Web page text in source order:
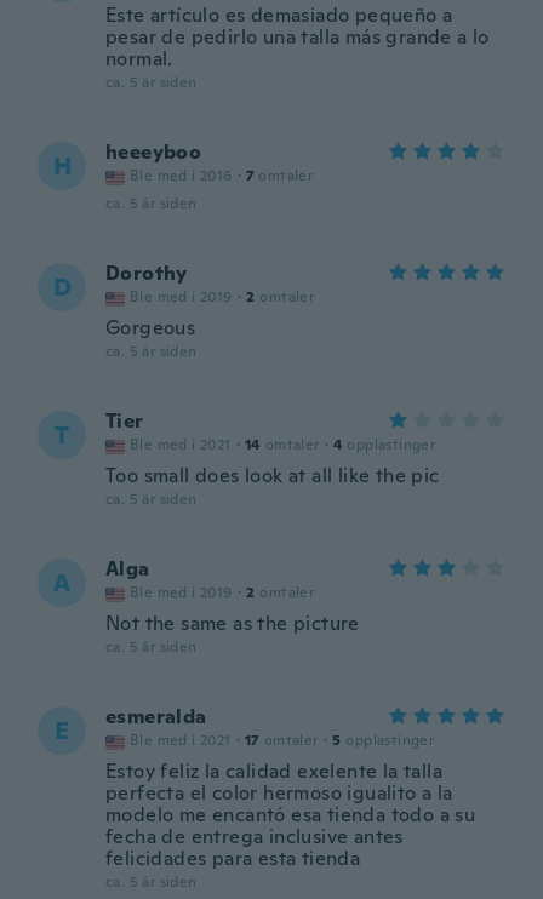
Este artículo es demasiado pequeño a
pesar de pedirlo una talla más grande a lo
normal.
ca. 5 år siden
H heeeyboo
Ble med i 2016 · 7 omtaler
ca. 5 år siden
D Dorothy
Ble med i 2019 · 2 omtaler
Gorgeous
ca. 5 år siden
T Tier
Ble med i 2021 · 14 omtaler · 4 opplastinger
Too small does look at all like the pic
ca. 5 år siden
A Alga
Ble med i 2019 · 2 omtaler
Not the same as the picture
ca. 5 år siden
E esmeralda
Ble med i 2021 · 17 omtaler · 5 opplastinger
Estoy feliz la calidad exelente la talla
perfecta el color hermoso igualito a la
modelo me encantó esa tienda todo a su
fecha de entrega inclusive antes
felicidades para esta tienda
ca. 5 år siden